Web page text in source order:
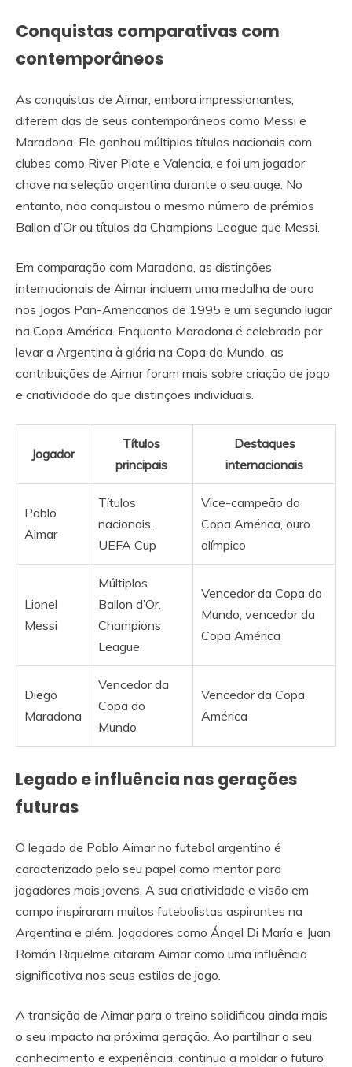
Conquistas comparativas com
contemporâneos
As conquistas de Aimar, embora impressionantes,
diferem das de seus contemporâneos como Messi e
Maradona. Ele ganhou múltiplos títulos nacionais com
clubes como River Plate e Valencia, e foi um jogador
chave na seleção argentina durante o seu auge. No
entanto, não conquistou o mesmo número de prémios
Ballon d’Or ou títulos da Champions League que Messi.
Em comparação com Maradona, as distinções
internacionais de Aimar incluem uma medalha de ouro
nos Jogos Pan-Americanos de 1995 e um segundo lugar
na Copa América. Enquanto Maradona é celebrado por
levar a Argentina à glória na Copa do Mundo, as
contribuições de Aimar foram mais sobre criação de jogo
e criatividade do que distinções individuais.
Jogador
Títulos
principais
Destaques
internacionais
Pablo
Aimar
Títulos
nacionais,
UEFA Cup
Vice-campeão da
Copa América, ouro
olímpico
Lionel
Messi
Múltiplos
Ballon d’Or,
Champions
League
Vencedor da Copa do
Mundo, vencedor da
Copa América
Diego
Maradona
Vencedor da
Copa do
Mundo
Vencedor da Copa
América
Legado e influência nas gerações
futuras
O legado de Pablo Aimar no futebol argentino é
caracterizado pelo seu papel como mentor para
jogadores mais jovens. A sua criatividade e visão em
campo inspiraram muitos futebolistas aspirantes na
Argentina e além. Jogadores como Ángel Di María e Juan
Román Riquelme citaram Aimar como uma influência
significativa nos seus estilos de jogo.
A transição de Aimar para o treino solidificou ainda mais
o seu impacto na próxima geração. Ao partilhar o seu
conhecimento e experiência, continua a moldar o futuro